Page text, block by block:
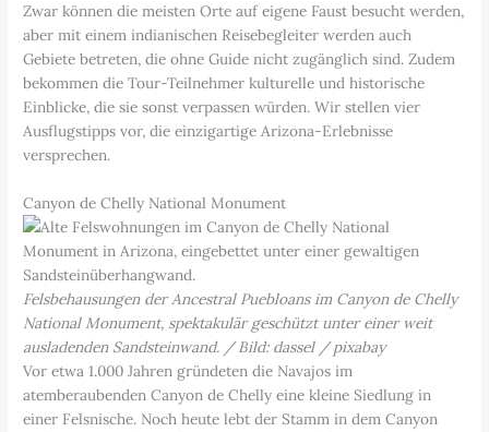
Zwar können die meisten Orte auf eigene Faust besucht werden,
aber mit einem indianischen Reisebegleiter werden auch
Gebiete betreten, die ohne Guide nicht zugänglich sind. Zudem
bekommen die Tour-Teilnehmer kulturelle und historische
Einblicke, die sie sonst verpassen würden. Wir stellen vier
Ausflugstipps vor, die einzigartige Arizona-Erlebnisse
versprechen.
Canyon de Chelly National Monument
Felsbehausungen der Ancestral Puebloans im Canyon de Chelly
National Monument, spektakulär geschützt unter einer weit
ausladenden Sandsteinwand. / Bild: dassel / pixabay
Vor etwa 1.000 Jahren gründeten die Navajos im
atemberaubenden Canyon de Chelly eine kleine Siedlung in
einer Felsnische. Noch heute lebt der Stamm in dem Canyon